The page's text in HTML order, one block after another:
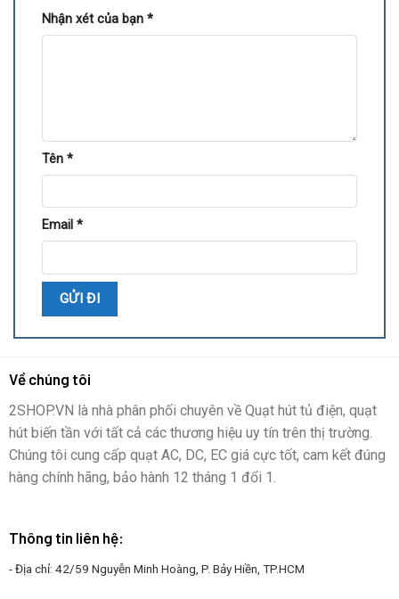
Nhận xét của bạn *
Tên *
Email *
Về chúng tôi
2SHOP.VN là nhà phân phối chuyên về Quạt hút tủ điện, quạt
hút biến tần với tất cả các thương hiệu uy tín trên thị trường.
Chúng tôi cung cấp quạt AC, DC, EC giá cực tốt, cam kết đúng
hàng chính hãng, bảo hành 12 tháng 1 đổi 1.
Thông tin liên hệ:
- Địa chỉ: 42/59 Nguyễn Minh Hoàng, P. Bảy Hiền, TP.HCM